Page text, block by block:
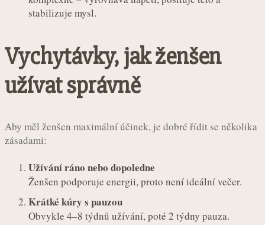
stabilizuje mysl.
Vychytávky, jak ženšen
užívat správně
Aby měl ženšen maximální účinek, je dobré řídit se několika
zásadami:
Užívání ráno nebo dopoledne
Ženšen podporuje energii, proto není ideální večer.
Krátké kúry s pauzou
Obvykle 4–8 týdnů užívání, poté 2 týdny pauza.